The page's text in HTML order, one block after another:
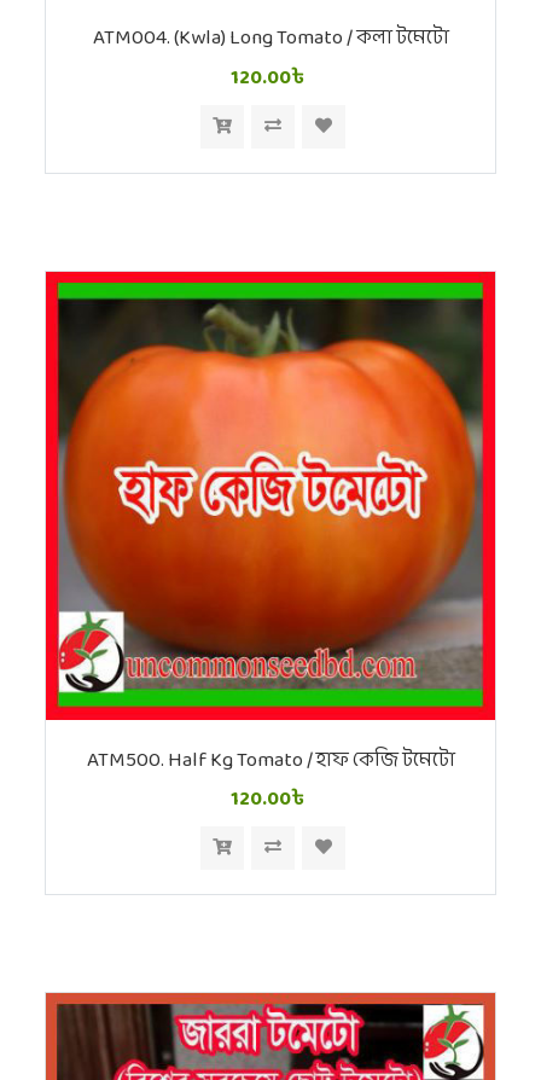
ATM004. (Kwla) Long Tomato / কলা টমেটো
120.00৳
ATM500. Half Kg Tomato / হাফ কেজি টমেটো
120.00৳